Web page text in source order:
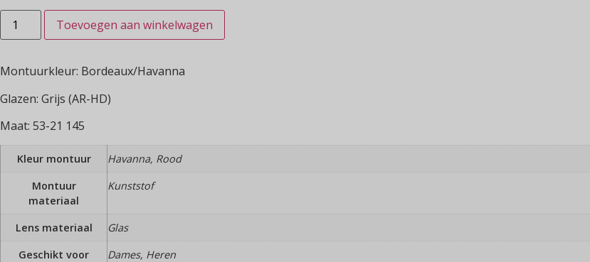
Toevoegen aan winkelwagen
Montuurkleur: Bordeaux/Havanna
Glazen: Grijs (AR-HD)
Maat: 53-21 145
Kleur montuur
Havanna, Rood
Montuur
materiaal
Kunststof
Lens materiaal
Glas
Geschikt voor
Dames, Heren